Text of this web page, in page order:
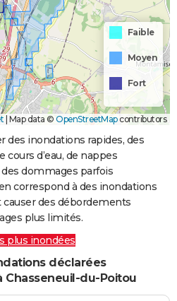
Faible
Moyen
Fort
| Map data © OpenStreetMapcontributors
des inondations rapides, des
d’eau, de nappes
dommages parfois
correspond à des inondations
des débordements
plus limités.
plus inondées
déclarées
du-Poitou